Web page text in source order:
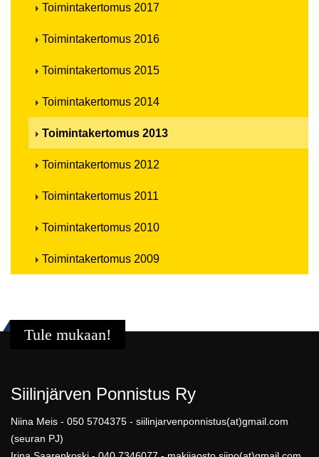
Toimintakertomus 2017
Toimintakertomus 2016
Toimintakertomus 2015
Toimintakertomus 2014
Toimintakertomus 2013
Toimintakertomus 2012
Toimintakertomus 2011
Toimintakertomus 2010
Toimintakertomus 2009
Tule mukaan!
Siilinjärven Ponnistus Ry
Niina Meis - 050 5704375 - siilinjarvenponnistus(at)gmail.com
(seuran PJ)